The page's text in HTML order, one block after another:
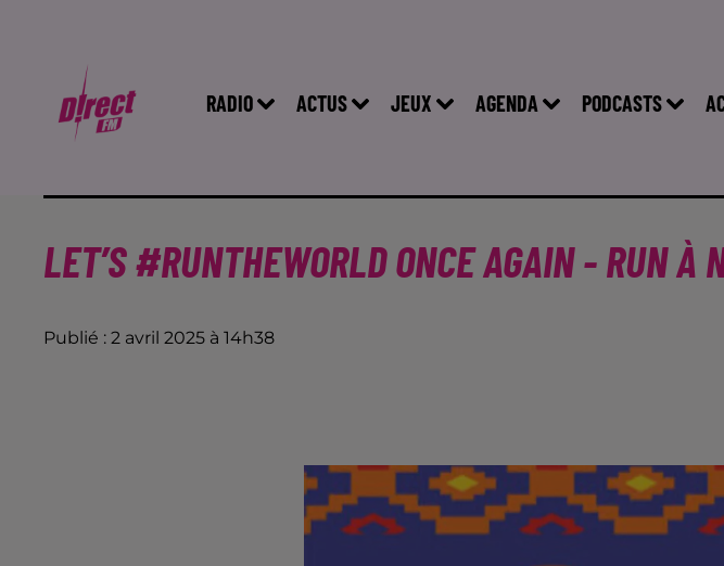
RADIO ACTUS JEUX AGENDA PODCASTS
LET’S #RUNTHEWORLD ONCE AGAIN - RUN À
Publié : 2 avril 2025 à 14h38